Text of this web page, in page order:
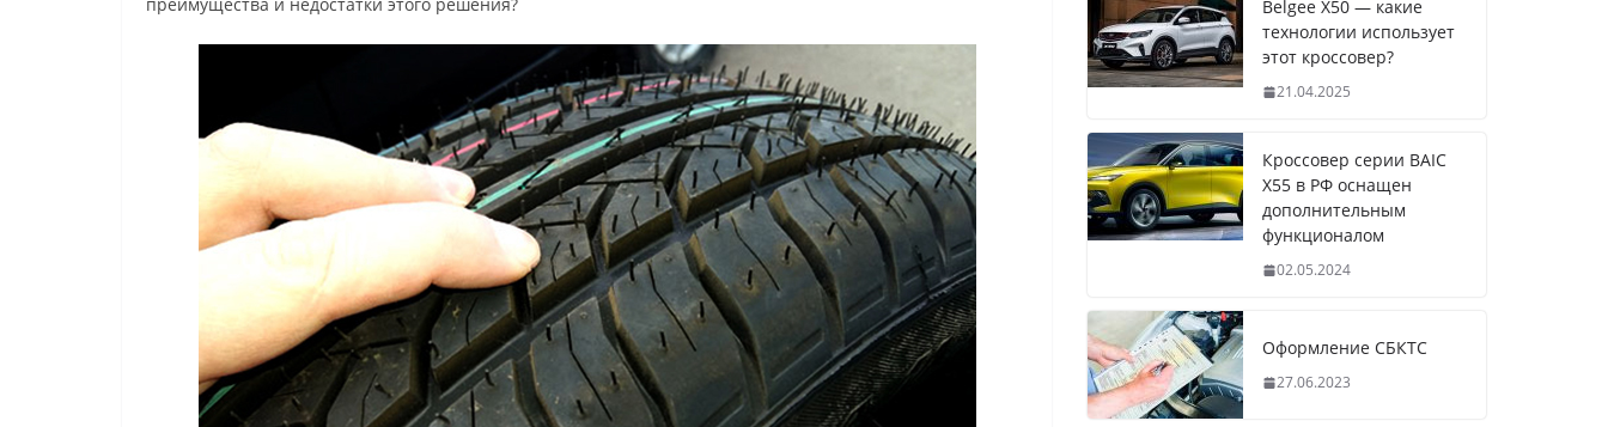
Belgee X50 — какие
технологии использует
этот кроссовер?
21.04.2025
Кроссовер серии BAIC
X55 в РФ оснащен
дополнительным
функционалом
02.05.2024
Оформление СБКТС
27.06.2023